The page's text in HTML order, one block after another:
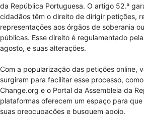
da República Portuguesa. O artigo 52.º
cidadãos têm o direito de dirigir petições,
representações aos órgãos de soberania
públicas. Esse direito é regulamentado
agosto, e suas alterações.
Com a popularização das petições online,
surgiram para facilitar esse processo,
Change.org e o Portal da Assembleia da
plataformas oferecem um espaço para
suas preocupações e busquem apoio.